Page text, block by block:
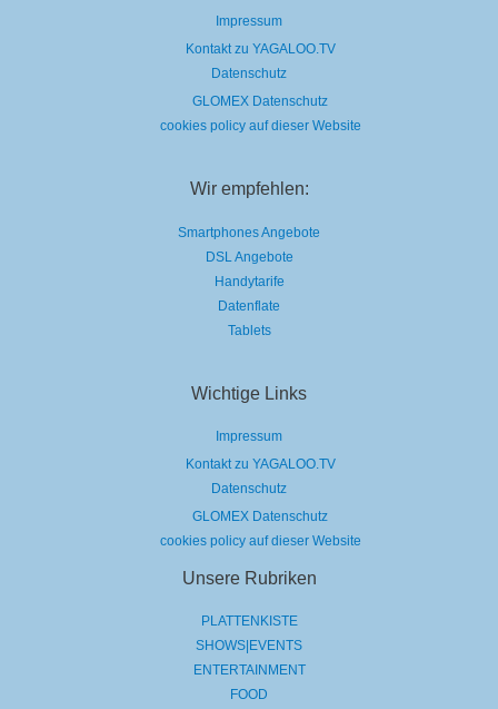
Impressum
Kontakt zu YAGALOO.TV
Datenschutz
GLOMEX Datenschutz
cookies policy auf dieser Website
Wir empfehlen:
Smartphones Angebote
DSL Angebote
Handytarife
Datenflate
Tablets
Wichtige Links
Impressum
Kontakt zu YAGALOO.TV
Datenschutz
GLOMEX Datenschutz
cookies policy auf dieser Website
Unsere Rubriken
PLATTENKISTE
SHOWS|EVENTS
ENTERTAINMENT
FOOD